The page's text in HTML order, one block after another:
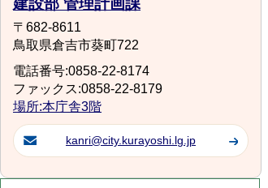
建設部 管理計画課
〒682-8611
鳥取県倉吉市葵町722
電話番号:0858-22-8174
ファックス:0858-22-8179
場所:本庁舎3階
kanri@city.kurayoshi.lg.jp